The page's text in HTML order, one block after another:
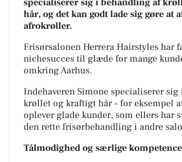
specialiserer sig i behandling af
hår, og det kan godt lade sig gøre at
afrokrøller.
Frisørsalonen Herrera Hairstyles har
nichesucces til glæde for mange
omkring Aarhus.
Indehaveren Simone specialiserer sig
krøllet og kraftigt hår – for eksempel
oplever glade kunder, som ellers har
den rette frisørbehandling i andre
Tålmodighed og særlige